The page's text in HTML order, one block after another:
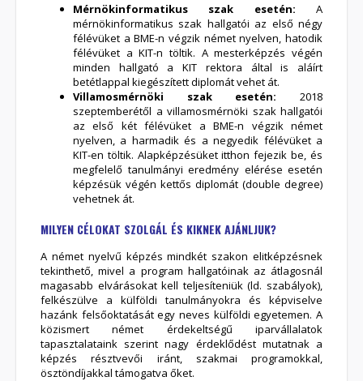
Mérnökinformatikus szak esetén: A
mérnökinformatikus szak hallgatói az első négy
félévüket a BME-n végzik német nyelven, hatodik
félévüket a KIT-n töltik. A mesterképzés végén
minden hallgató a KIT rektora által is aláírt
betétlappal kiegészített diplomát vehet át.
Villamosmérnöki szak esetén: 2018
szeptemberétől a villamosmérnöki szak hallgatói
az első két félévüket a BME-n végzik német
nyelven, a harmadik és a negyedik félévüket a
KIT-en töltik. Alapképzésüket itthon fejezik be, és
megfelelő tanulmányi eredmény elérése esetén
képzésük végén kettős diplomát (double degree)
vehetnek át.
MILYEN CÉLOKAT SZOLGÁL ÉS KIKNEK AJÁNLJUK?
A német nyelvű képzés mindkét szakon elitképzésnek
tekinthető, mivel a program hallgatóinak az átlagosnál
magasabb elvárásokat kell teljesíteniük (ld. szabályok),
felkészülve a külföldi tanulmányokra és képviselve
hazánk felsőoktatását egy neves külföldi egyetemen. A
közismert német érdekeltségű iparvállalatok
tapasztalataink szerint nagy érdeklődést mutatnak a
képzés résztvevői iránt, szakmai programokkal,
ösztöndíjakkal támogatva őket.